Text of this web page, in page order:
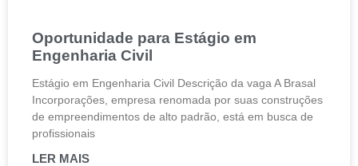
Oportunidade para Estágio em
Engenharia Civil
Estágio em Engenharia Civil Descrição da vaga A Brasal
Incorporações, empresa renomada por suas construções
de empreendimentos de alto padrão, está em busca de
profissionais
LER MAIS